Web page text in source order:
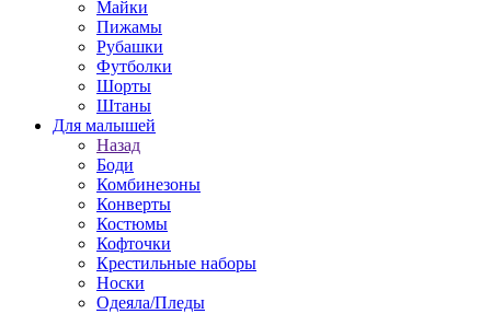
Майки
Пижамы
Рубашки
Футболки
Шорты
Штаны
Для малышей
Назад
Боди
Комбинезоны
Конверты
Костюмы
Кофточки
Крестильные наборы
Носки
Одеяла/Пледы